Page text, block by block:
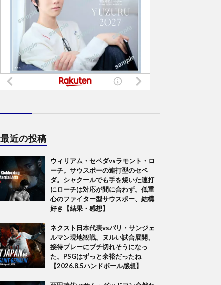
最近の投稿
ウィリアム・セペダvsラモント・ロ
ーチ。サウスポーの連打型のセペ
ダ。シャクールでも手を焼いた連打
にローチは対応が間に合わず。低重
心のファイター型サウスポー、結構
好き【結果・感想】
ネクスト日本代表vsパリ・サンジェ
ルマン現地観戦。ヌルい試合展開、
接待プレーにブチ切れそうになっ
た。PSGはずっと余裕だったね
【2026.8.5ハンドボール感想】